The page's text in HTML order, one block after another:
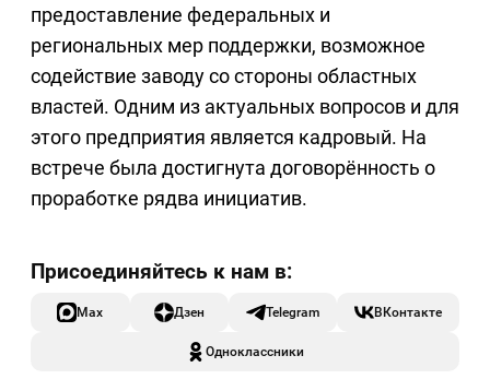
предоставление федеральных и
региональных мер поддержки, возможное
содействие заводу со стороны областных
властей. Одним из актуальных вопросов и для
этого предприятия является кадровый. На
встрече была достигнута договорённость о
проработке рядва инициатив.
Max Дзен Telegram ВКонтакте
Одноклассники